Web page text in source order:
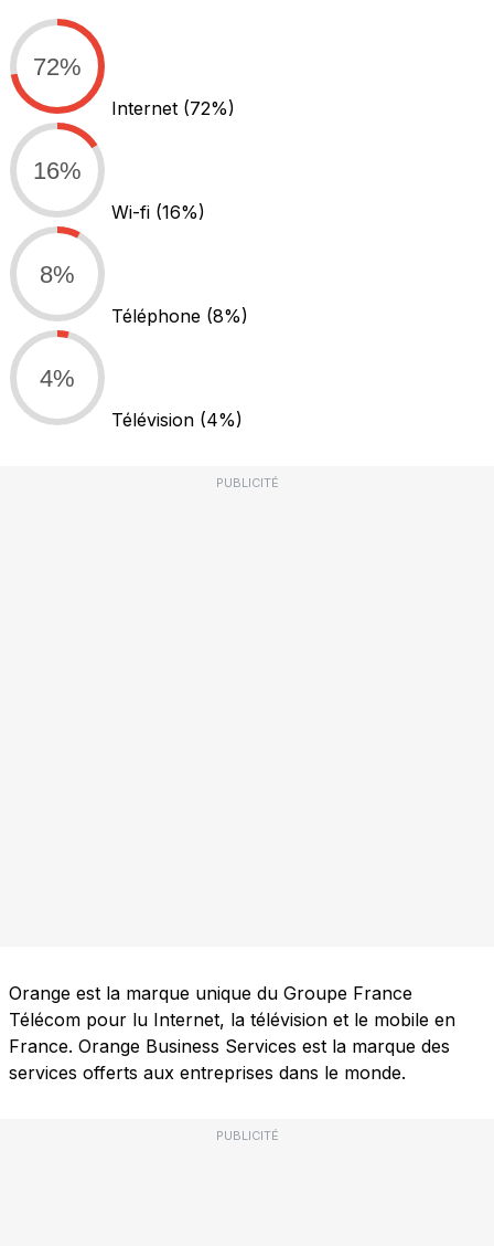
72%
Internet (72%)
16%
Wi-fi (16%)
8%
Téléphone (8%)
4%
Télévision (4%)
PUBLICITÉ
Orange est la marque unique du Groupe France
Télécom pour lu Internet, la télévision et le mobile en
France. Orange Business Services est la marque des
services offerts aux entreprises dans le monde.
PUBLICITÉ